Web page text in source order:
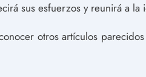
sus esfuerzos y reunirá a
otros artículos